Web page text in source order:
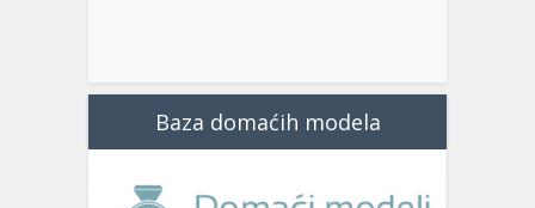
Baza domaćih modela